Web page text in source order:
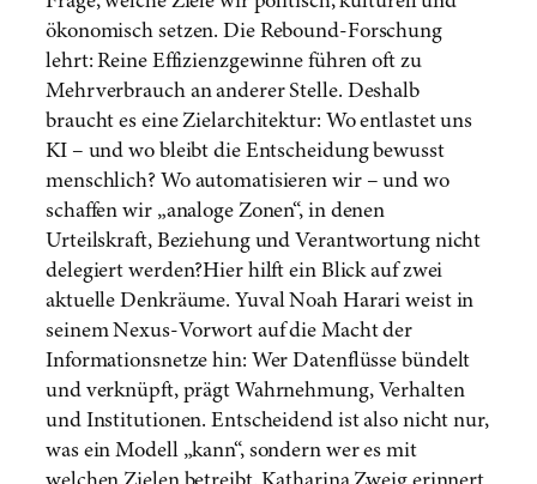
ökonomisch setzen. Die Rebound-Forschung
lehrt: Reine Effizienzgewinne führen oft zu
Mehrverbrauch an anderer Stelle. Deshalb
braucht es eine Zielarchitektur: Wo entlastet uns
KI – und wo bleibt die Entscheidung bewusst
menschlich? Wo automatisieren wir – und wo
schaffen wir „analoge Zonen“, in denen
Urteilskraft, Beziehung und Verantwortung nicht
delegiert werden?Hier hilft ein Blick auf zwei
aktuelle Denkräume. Yuval Noah Harari weist in
seinem Nexus-Vorwort auf die Macht der
Informationsnetze hin: Wer Datenflüsse bündelt
und verknüpft, prägt Wahrnehmung, Verhalten
und Institutionen. Entscheidend ist also nicht nur,
was ein Modell „kann“, sondern wer es mit